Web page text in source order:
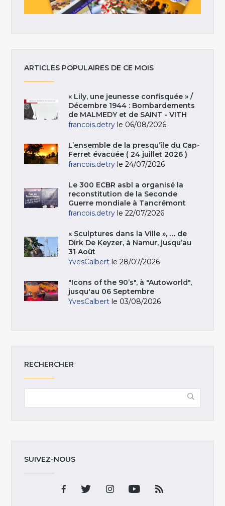
ARTICLES POPULAIRES DE CE MOIS
« Lily, une jeunesse confisquée » /
Décembre 1944 : Bombardements
de MALMEDY et de SAINT - VITH
francois.detry le 06/08/2026
L’ensemble de la presqu’île du Cap-
Ferret évacuée ( 24 juillet 2026 )
francois.detry le 24/07/2026
Le 300 ECBR asbl a organisé la
reconstitution de la Seconde
Guerre mondiale à Tancrémont
francois.detry le 22/07/2026
« Sculptures dans la Ville », … de
Dirk De Keyzer, à Namur, jusqu’au
31 Août
YvesCalbert le 28/07/2026
"Icons of the 90’s", à "Autoworld",
jusqu'au 06 Septembre
YvesCalbert le 03/08/2026
RECHERCHER
SUIVEZ-NOUS